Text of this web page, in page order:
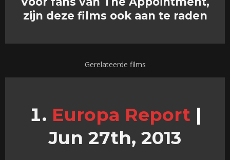
zijn deze films ook aan te raden
Gerelateerde films
Europa Report |
Jun 27th, 2013